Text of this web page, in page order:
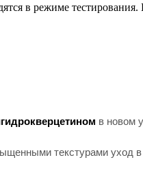
в режиме
в новом
текстурами уход